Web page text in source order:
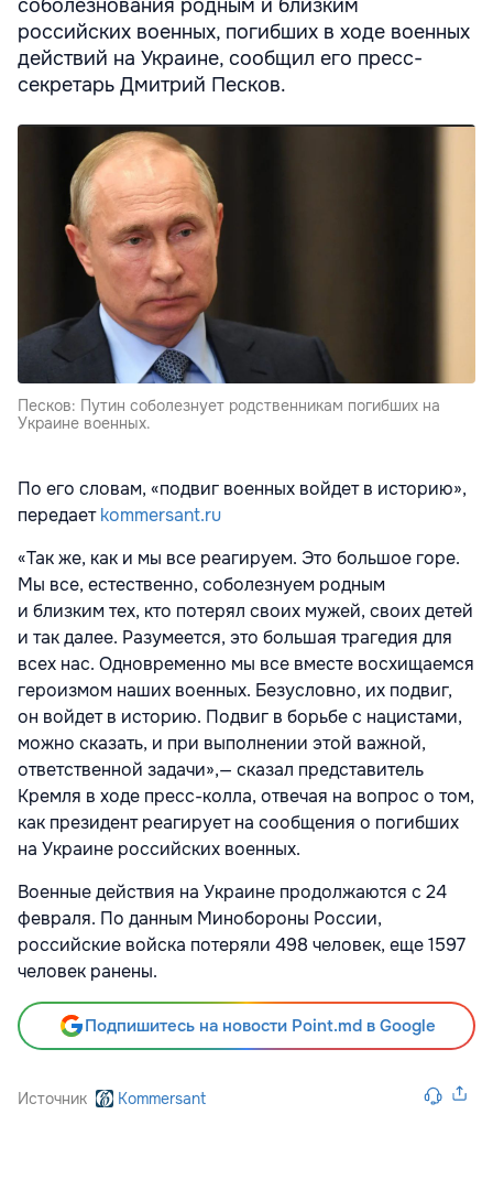
соболезнования родным и близким
российских военных, погибших в ходе военных
действий на Украине, сообщил его пресс-
секретарь Дмитрий Песков.
Песков: Путин соболезнует родственникам погибших на
Украине военных.
По его словам, «подвиг военных войдет в историю»,
передаетkommersant.ru
«Так же, как и мы все реагируем. Это большое горе.
Мы все, естественно, соболезнуем родным
и близким тех, кто потерял своих мужей, своих детей
и так далее. Разумеется, это большая трагедия для
всех нас. Одновременно мы все вместе восхищаемся
героизмом наших военных. Безусловно, их подвиг,
он войдет в историю. Подвиг в борьбе с нацистами,
можно сказать, и при выполнении этой важной,
ответственной задачи»,— сказал представитель
Кремля в ходе пресс-колла, отвечая на вопрос о том,
как президент реагирует на сообщения о погибших
на Украине российских военных.
Военные действия на Украине продолжаются с 24
февраля. По данным Минобороны России,
российские войска потеряли 498 человек, еще 1597
человек ранены.
Подпишитесь на новости Point.md в Google
Источник Kommersant